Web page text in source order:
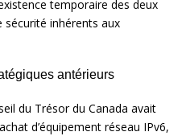
temporaire des deux
sécurité inhérents aux
antérieurs
du Trésor du Canada avait
d’équipement réseau IPv6,